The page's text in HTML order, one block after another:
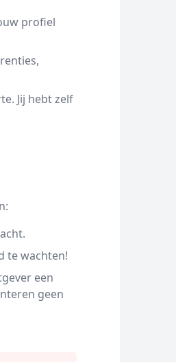
profiel
Jij hebt zelf
te wachten!
een
geen